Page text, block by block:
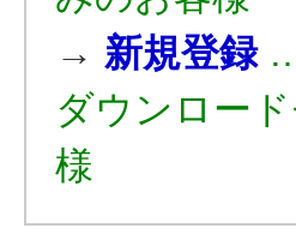
→ 新規登録
ダウンロー
様